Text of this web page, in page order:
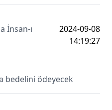
İnsan-ı
2024-09-08
14:19:27
bedelini ödeyecek